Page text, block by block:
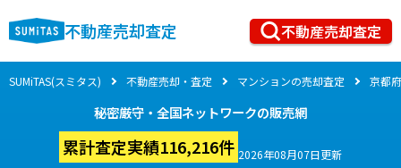
不動産売却査定 不動産売却査定
SUMiTAS(スミタス) 不動産売却・査定 マンションの売却査定 京都府
秘密厳守・全国ネットワークの販売網
累計査定実績116,216件 2026年08月07日更新